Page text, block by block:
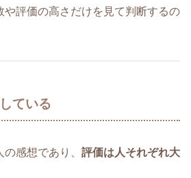
や評価の高さだけを見て判断するの
ている
感想であり、 評価は人それぞれ大